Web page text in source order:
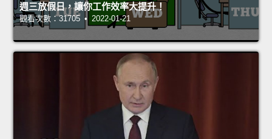
週三放假日，讓你工作效率大提升！
觀看次數：31705 • 2022-01-21